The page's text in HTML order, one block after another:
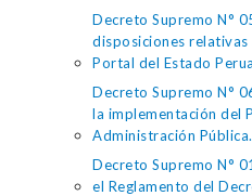
Decreto Supremo N°
disposiciones
Portal del Estado
Decreto Supremo N°
la implementación del
Administración Pública.
Decreto Supremo N°
el Reglamento del